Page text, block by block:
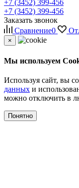
+7 (3452) 399-456
+7 (3452) 399-456
Заказать звонок
Сравнение0
×
Мы используем
Используя сайт, вы
данных и
можно отключить в
Понятно